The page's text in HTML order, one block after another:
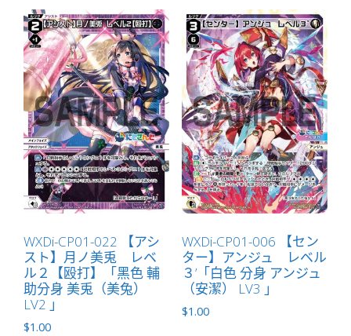
WXDi-CP01-022 【アシ
スト】月ノ美兎 レベ
ル２【殴打】「黑色 輔
助分身 美兎（美兔）
LV2 」
$1.00
WXDi-CP01-006 【セン
ター】アンジュ レベル
３’「白色 分身 アンジュ
（安潔） LV3 」
$1.00